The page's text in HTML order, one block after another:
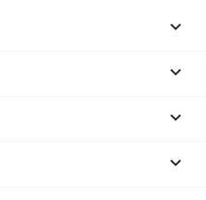



keyboard_arrow_down